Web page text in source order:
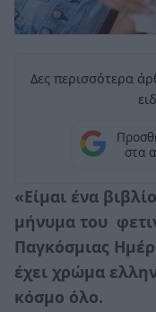
Δες περισσότερα
στα
«Είμαι ένα
μήνυμα του
Παγκόσμιας
έχει χρώμα
κόσμο όλο.